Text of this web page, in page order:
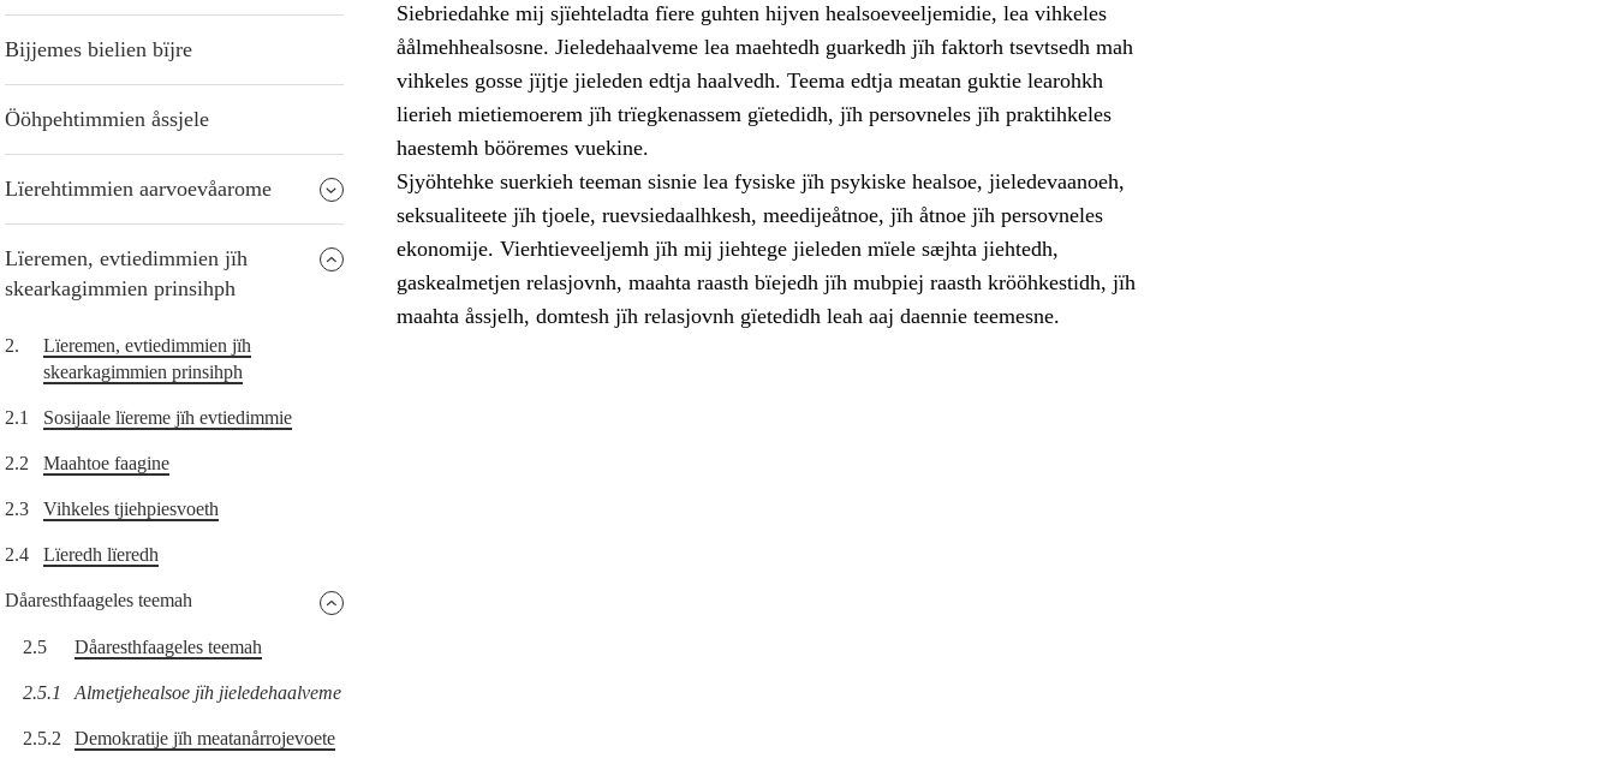
Bijjemes bielien bïjre
Ööhpehtimmien åssjele
Lïerehtimmien aarvoevåarome
Lïeremen, evtiedimmien jïh
skearkagimmien prinsihph
2.
Lïeremen, evtiedimmien jïh
skearkagimmien prinsihph
2.1 Sosijaale lïereme jïh evtiedimmie
2.2 Maahtoe faagine
2.3 Vihkeles tjiehpiesvoeth
2.4 Lïeredh lïeredh
Dåaresthfaageles teemah
2.5 Dåaresthfaageles teemah
2.5.1 Almetjehealsoe jïh jieledehaalveme
2.5.2 Demokratije jïh meatanårrojevoete
Siebriedahke mij sjïehteladta fïere guhten hijven healsoeveeljemidie, lea vihkeles
åålmehhealsosne. Jieledehaalveme lea maehtedh guarkedh jïh faktorh tsevtsedh mah
vihkeles gosse jïjtje jieleden edtja haalvedh. Teema edtja meatan guktie learohkh
lierieh mietiemoerem jïh trïegkenassem gïetedidh, jïh persovneles jïh praktihkeles
haestemh bööremes vuekine.
Sjyöhtehke suerkieh teeman sisnie lea fysiske jïh psykiske healsoe, jieledevaanoeh,
seksualiteete jïh tjoele, ruevsiedaalhkesh, meedijeåtnoe, jïh åtnoe jïh persovneles
ekonomije. Vierhtieveeljemh jïh mij jiehtege jieleden mïele sæjhta jiehtedh,
gaskealmetjen relasjovnh, maahta raasth bïejedh jïh mubpiej raasth krööhkestidh, jïh
maahta åssjelh, domtesh jïh relasjovnh gïetedidh leah aaj daennie teemesne.